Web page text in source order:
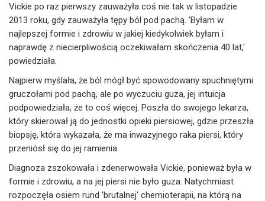
Vickie po raz pierwszy zauważyła coś nie tak w listopadzie
2013 roku, gdy zauważyła tępy ból pod pachą. 'Byłam w
najlepszej formie i zdrowiu w jakiej kiedykolwiek byłam i
naprawdę z niecierpliwością oczekiwałam skończenia 40 lat,'
powiedziała.
Najpierw myślała, że ból mógł być spowodowany spuchniętymi
gruczołami pod pachą, ale po wyczuciu guza, jej intuicja
podpowiedziała, że to coś więcej. Poszła do swojego lekarza,
który skierował ją do jednostki opieki piersiowej, gdzie przeszła
biopsję, która wykazała, że ma inwazyjnego raka piersi, który
przeniósł się do jej ramienia.
Diagnoza zszokowała i zdenerwowała Vickie, ponieważ była w
formie i zdrowiu, a na jej piersi nie było guza. Natychmiast
rozpoczęła osiem rund 'brutalnej' chemioterapii, na którą na